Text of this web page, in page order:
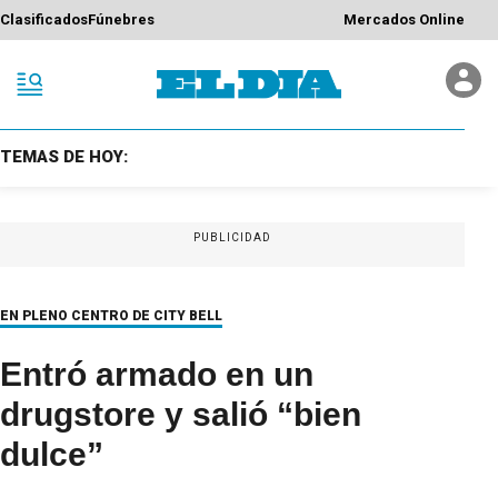
ClasificadosFúnebres Mercados Online
TEMAS DE HOY:
PUBLICIDAD
EN PLENO CENTRO DE CITY BELL
Entró armado en un
drugstore y salió “bien
dulce”